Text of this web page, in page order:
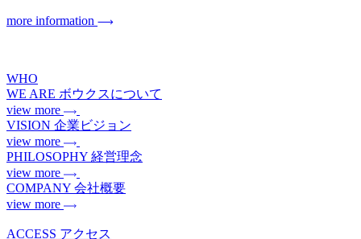
more information
WHO
WE ARE ボウクスについて
view more
VISION 企業ビジョン
view more
PHILOSOPHY 経営理念
view more
COMPANY 会社概要
view more
ACCESS アクセス